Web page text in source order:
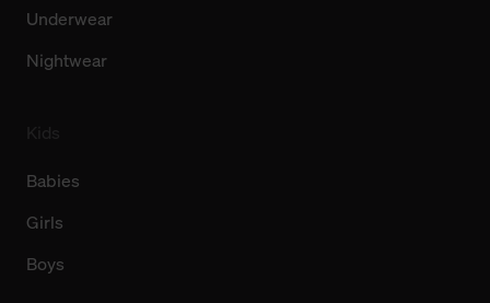
Underwear
Nightwear
Babies
Girls
Boys